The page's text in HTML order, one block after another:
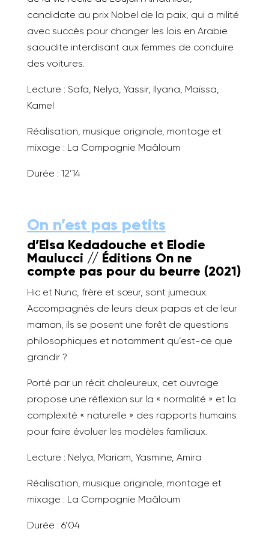
candidate au prix Nobel de la paix, qui a milité
avec succès pour changer les lois en Arabie
saoudite interdisant aux femmes de conduire
des voitures.
Lecture : Safa, Nelya, Yassir, Ilyana, Maïssa,
Kamel
Réalisation, musique originale, montage et
mixage : La Compagnie Maâloum
Durée : 12’14
On n’est pas petits
d’Elsa Kedadouche et Elodie
Maulucci // Éditions On ne
compte pas pour du beurre (2021)
Hic et Nunc, frère et sœur, sont jumeaux.
Accompagnés de leurs deux papas et de leur
maman, ils se posent une forêt de questions
philosophiques et notamment qu’est-ce que
grandir ?
Porté par un récit chaleureux, cet ouvrage
propose une réflexion sur la « normalité » et la
complexité « naturelle » des rapports humains
pour faire évoluer les modèles familiaux.
Lecture : Nelya, Mariam, Yasmine, Amira
Réalisation, musique originale, montage et
mixage : La Compagnie Maâloum
Durée : 6’04